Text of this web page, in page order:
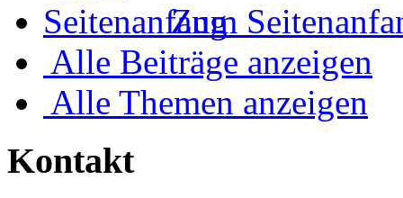
Zum
Alle Beiträge anzeigen
Alle Themen anzeigen
Kontakt